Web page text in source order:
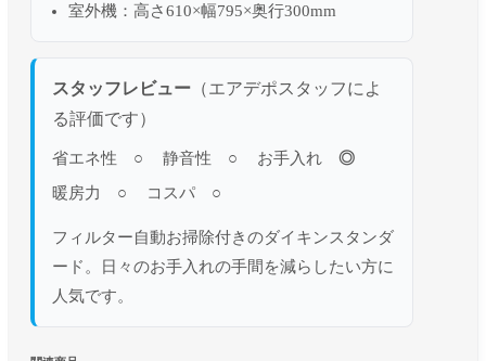
室外機：高さ610×幅795×奥行300mm
スタッフレビュー （エアデポスタッフによ
る評価です）
省エネ性 ○ 静音性 ○ お手入れ ◎
暖房力 ○ コスパ ○
フィルター自動お掃除付きのダイキンスタンダ
ード。日々のお手入れの手間を減らしたい方に
人気です。